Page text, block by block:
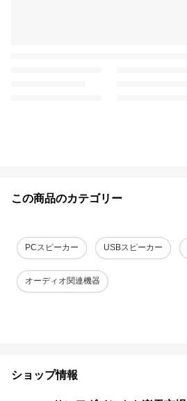
この商品のカテゴリー
PCスピーカー USBスピーカー
オーディオ関連機器
ショップ情報